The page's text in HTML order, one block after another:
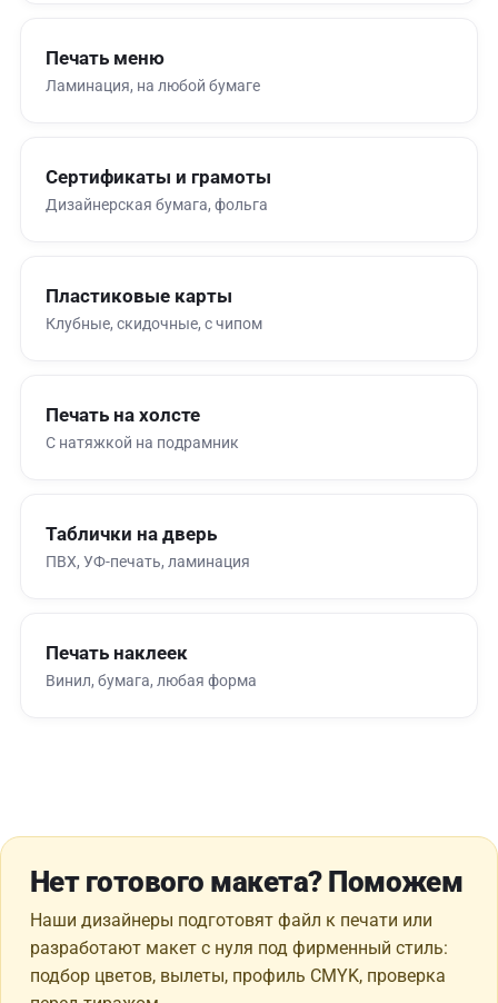
Печать меню
Ламинация, на любой бумаге
Сертификаты и грамоты
Дизайнерская бумага, фольга
Пластиковые карты
Клубные, скидочные, с чипом
Печать на холсте
С натяжкой на подрамник
Таблички на дверь
ПВХ, УФ-печать, ламинация
Печать наклеек
Винил, бумага, любая форма
Нет готового макета? Поможем
Наши дизайнеры подготовят файл к печати или
разработают макет с нуля под фирменный стиль:
подбор цветов, вылеты, профиль CMYK, проверка